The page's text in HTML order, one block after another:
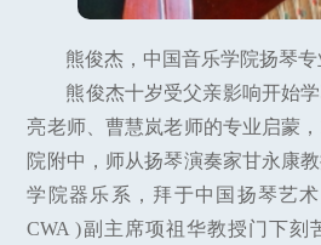
熊俊杰，中国音乐学院扬琴专
熊俊杰十岁受父亲影响开始
亮老师、曹慧岚老师的专业启蒙
院附中，师从扬琴演奏家甘永康
学院器乐系，拜于中国扬琴艺
CWA )副主席项祖华教授门下刻